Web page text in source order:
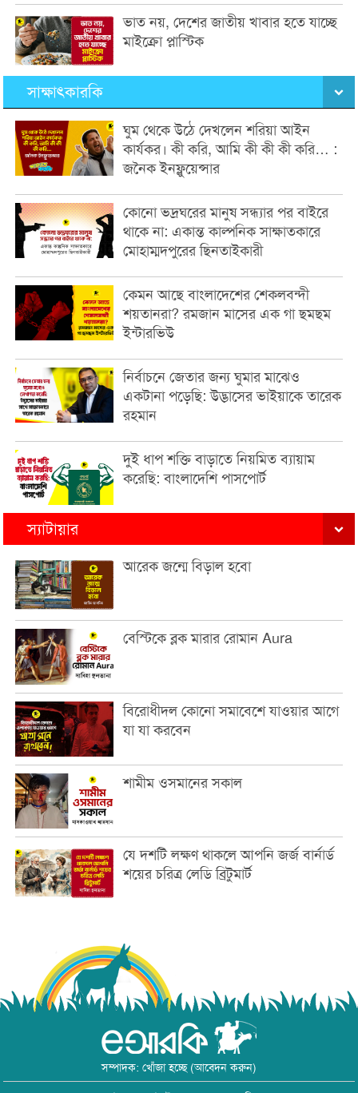
ভাত নয়, দেশের জাতীয় খাবার হতে যাচ্ছে
মাইক্রো প্লাস্টিক
সাক্ষাৎকারকি
ঘুম থেকে উঠে দেখলেন শরিয়া আইন
কার্যকর। কী করি, আমি কী কী কী করি… :
জনৈক ইনফ্লুয়েন্সার
কোনো ভদ্রঘরের মানুষ সন্ধ্যার পর বাইরে
থাকে না: একান্ত কাল্পনিক সাক্ষাতকারে
মোহাম্মদপুরের ছিনতাইকারী
কেমন আছে বাংলাদেশের শেকলবন্দী
শয়তানরা? রমজান মাসের এক গা ছমছম
ইন্টারভিউ
নির্বাচনে জেতার জন্য ঘুমার মাঝেও
একটানা পড়েছি: উদ্ভাসের ভাইয়াকে তারেক
রহমান
দুই ধাপ শক্তি বাড়াতে নিয়মিত ব্যায়াম
করেছি: বাংলাদেশি পাসপোর্ট
স্যাটায়ার
আরেক জন্মে বিড়াল হবো
বেস্টিকে ব্লক মারার রোমান Aura
বিরোধীদল কোনো সমাবেশে যাওয়ার আগে
যা যা করবেন
শামীম ওসমানের সকাল
যে দশটি লক্ষণ থাকলে আপনি জর্জ বার্নার্ড
শয়ের চরিত্র লেডি ব্রিটুমার্ট
সম্পাদক: খোঁজা হচ্ছে (আবেদন করুন)